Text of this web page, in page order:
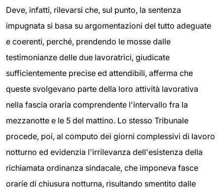
Deve, infatti, rilevarsi che, sul punto, la sentenza
impugnata si basa su argomentazioni del tutto adeguate
e coerenti, perché, prendendo le mosse dalle
testimonianze delle due lavoratrici, giudicate
sufficientemente precise ed attendibili, afferma che
queste svolgevano parte della loro attività lavorativa
nella fascia oraria comprendente l'intervallo fra la
mezzanotte e le 5 del mattino. Lo stesso Tribunale
procede, poi, al computo dei giorni complessivi di lavoro
notturno ed evidenzia l'irrilevanza dell'esistenza della
richiamata ordinanza sindacale, che imponeva fasce
orarie di chiusura notturna, risultando smentito dalle